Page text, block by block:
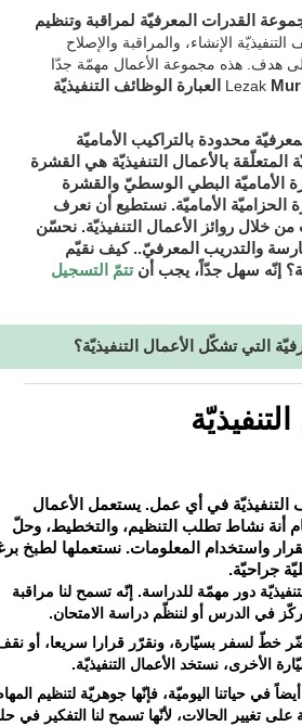
القدرات المعرفيّة لمراقبة وتنظيم
التنفيذيّة الإنشاء، والمراقبة والإصلاح
هدف. هذه مجموعة الأعمال مهمّة جدّا
Muriel العبارة الوظائف التنفيذيّة
محدودة بالتراكيب الأماميّة
المتعلّقة بالأعمال التنفيذيّة هي القشرة
الأماميّة البطي الوسطيّ والقشرة
الحزاميّة الأماميّة. نستطيع أن نعرف
خلال روائز الأعمال التنفيذيّة.نحسّن
والتدريب المعرفيّ.. كيف نقيّم
إنّه سهل جدّاً،يجب أنتتمّ التسجيل
التي تشكّل الأعمال التنفيذيّة؟
التنفيذيّة في أي عمل. يستعمل الأعمال
أنة نشاط تطلب التنظيم، والتخطيط، وحلّ
واستخدام المعلومات. نستعملها لطبخ
جراحيّة.
دور مهمّة للدراسة. إنّه تسمح لنا مراقبة
لنتركّز في الدرس أو لننظّم دراسة الامتحان.
خطّ لسفر بسيّارة، ونقرّر قرارا سريعا، أو
الأخرى، نستخد الأعمال التنفيذيّة.
في حياتنا اليوميّة، فإنّها جوهريّة لتنظيم
على تغيير الحالات، لأنّها تسمح لنا التفكير في